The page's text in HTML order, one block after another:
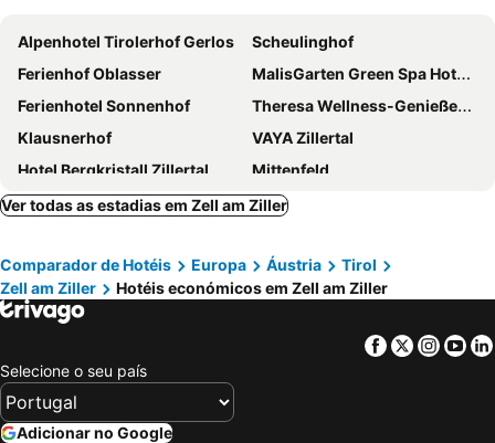
Alpenhotel Tirolerhof Gerlos
Scheulinghof
Ferienhof Oblasser
MalisGarten Green Spa Hotel - Adults Only
Ferienhotel Sonnenhof
Theresa Wellness-Genießer-Hotel
Klausnerhof
VAYA Zillertal
Hotel Bergkristall Zillertal
Mittenfeld
Hostel Chillertal
Alpin Family Resort Seetal
Gasthof Thanner
ZillergrundRock Luxury Mountain Resort
Hotel Ländenhof Superior
Hotel Panorama
Almhof Family und Wellness Resort
Gartenhotel Crystal
Boutiquehotel Haidachhof ****superior
Hotel Tirolerhof 4 Sterne Superior
Hotel Alpenhof
Ver todas as estadias em Zell am Ziller
Comparador de Hotéis Europa Áustria
Tirol
Zell am Ziller
Hotéis económicos em Zell am Ziller
Facebook
Twitter
Selecione o seu país
Adicionar no Google